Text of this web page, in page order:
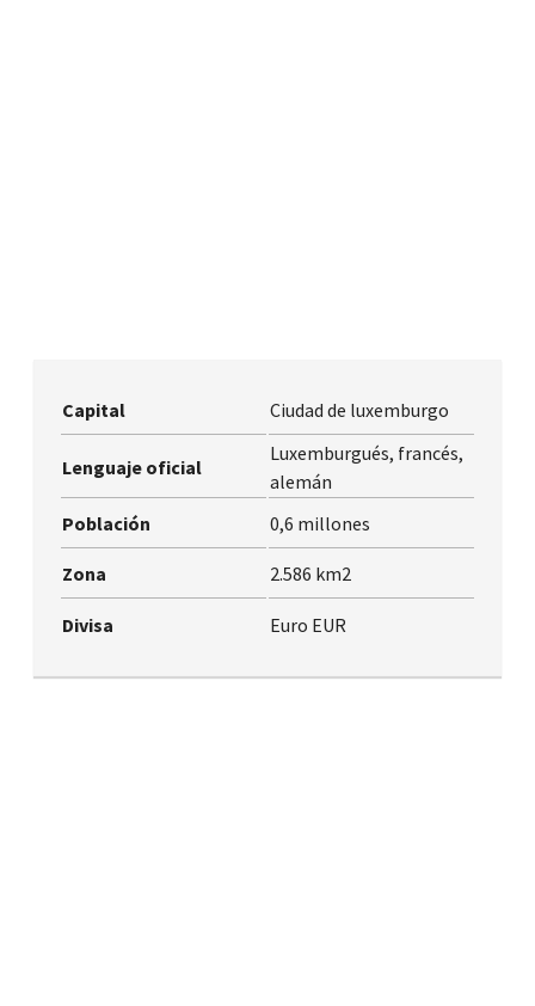
Capital Ciudad de luxemburgo
Lenguaje oficial
Luxemburgués, francés,
alemán
Población
0,6 millones
Zona 2.586 km2
Divisa Euro EUR